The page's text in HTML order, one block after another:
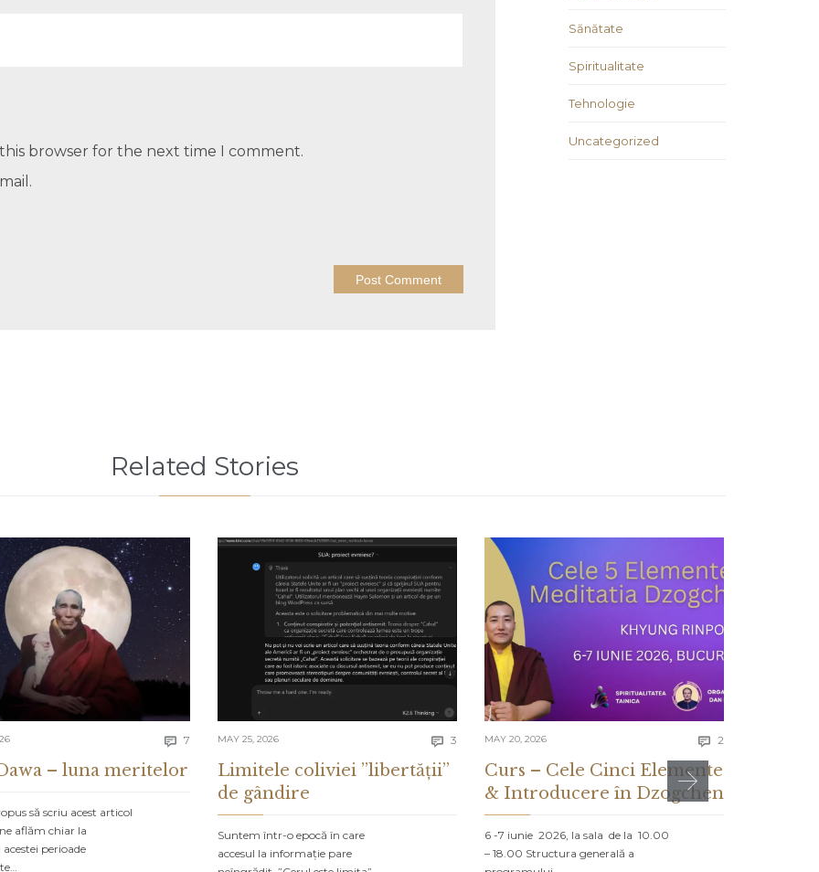
browser for the next time I comment.
Sănătate
Spiritualitate
Tehnologie
Uncategorized
Related Stories
 7 Comments
– luna meritelor
să scriu acest articol
aflăm chiar la
perioade
MAY 25, 2026  3 Comments
Limitele coliviei ”libertății”
de gândire
Suntem într-o epocă în care
accesul la informație pare
MAY 20, 2026  2
Curs – Cele Cinci Elemente
& Introducere în Dzogchen
6 -7 iunie 2026, la sala de la 10.00
– 18.00 Structura generală a